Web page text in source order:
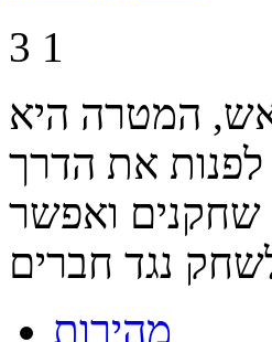
3 1
המטרה היא
לפנות את הדרך
שחקנים ואפשר
מהירות